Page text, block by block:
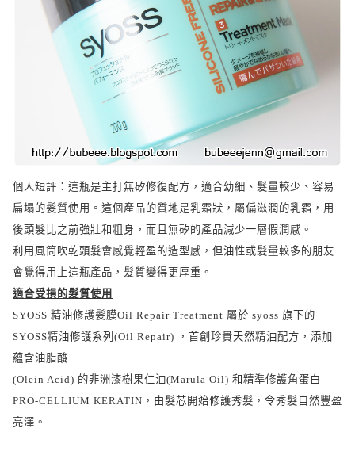
個人短評：這瓶是主打無矽修復配方，適合幼細、髮量較少、容易
扁塌的髮質使用。這個產品的質地是乳霜狀，屬偏滋潤的乳霜，用
後頭髮比之前強壯和粗身，而且無矽的產品減少一層假潤感。
利用風筒吹乾頭髮會感覺輕盈的造型感，但油性或髮量較多的朋友
會覺得用上這瓶產品，髮質變得更厚重。
適合受損的髮質使用
SYOSS 精油修護髮膜Oil Repair Treatment 屬於 syoss 旗下的
SYOSS精油修護系列 (Oil Repair)
，首創珍貴天然精油配方，添加
蘊含油脂酸
(Olein Acid) 的非洲漆樹果仁油(Marula Oil) 和精準修護角蛋白
PRO-CELLIUM KERATIN ，由髮芯開始修護秀髮，令秀髮自然豐盈
亮澤。